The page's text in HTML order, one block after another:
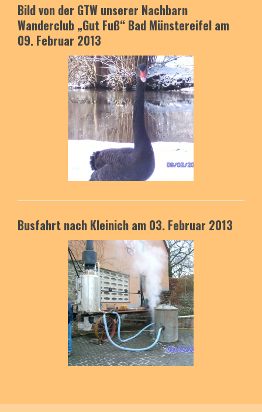
Bild von der GTW unserer Nachbarn
Wanderclub „Gut Fuß“ Bad Münstereifel am
09. Februar 2013
Busfahrt nach Kleinich am 03. Februar 2013